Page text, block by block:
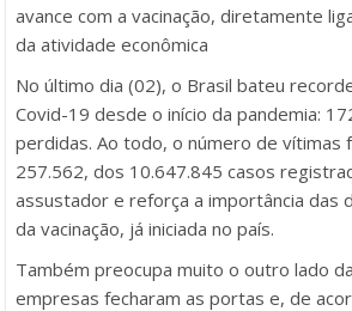
avance com a vacinação, diretamente
da atividade econômica
No último dia (02), o Brasil bateu
Covid-19 desde o início da pandemia:
perdidas. Ao todo, o número de vítimas
257.562, dos 10.647.845 casos
assustador e reforça a importância das
da vacinação, já iniciada no país.
Também preocupa muito o outro lado
empresas fecharam as portas e, de